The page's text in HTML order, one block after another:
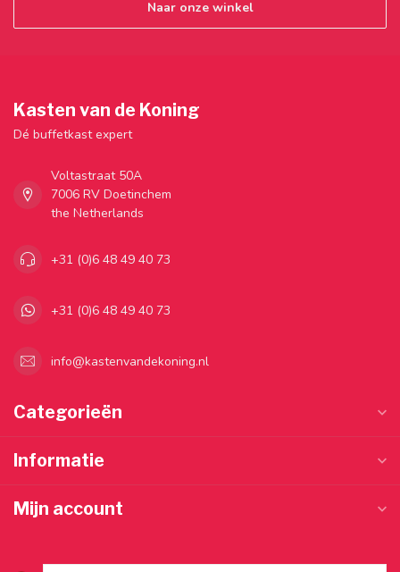
Naar onze winkel
Kasten van de Koning
Dé buffetkast expert
Voltastraat 50A
7006 RV Doetinchem
the Netherlands
+31 (0)6 48 49 40 73
+31 (0)6 48 49 40 73
info@kastenvandekoning.nl
Categorieën
Informatie
Mijn account